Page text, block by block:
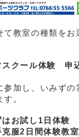
て教室の種類をお
クール体験 申
参加し、いみずの
。
お試し1日体験
服2日間体験教室